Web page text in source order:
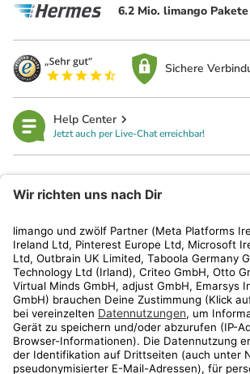
6.2 Mio. limango
Sichere
Help Center
Jetzt auch per Live-Chat erreichbar!
Kundenservice
Shop
Aktionen
Travel